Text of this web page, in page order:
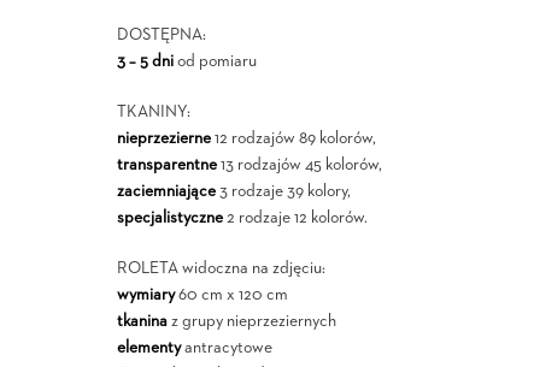
DOSTĘPNA:
3 – 5 dniod pomiaru
TKANINY:
nieprzezierne12 rodzajów 89 kolorów,
transparentne13 rodzajów 45 kolorów,
zaciemniające3 rodzaje 39 kolory,
specjalistyczne2 rodzaje 12 kolorów.
ROLETA widoczna na zdjęciu:
wymiary60 cm x 120 cm
tkaninaz grupy nieprzeziernych
elementyantracytowe